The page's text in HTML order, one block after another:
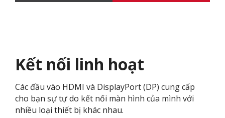
Kết nối linh hoạt
Các đầu vào HDMI và DisplayPort (DP) cung cấp
cho bạn sự tự do kết nối màn hình của mình với
nhiều loại thiết bị khác nhau.